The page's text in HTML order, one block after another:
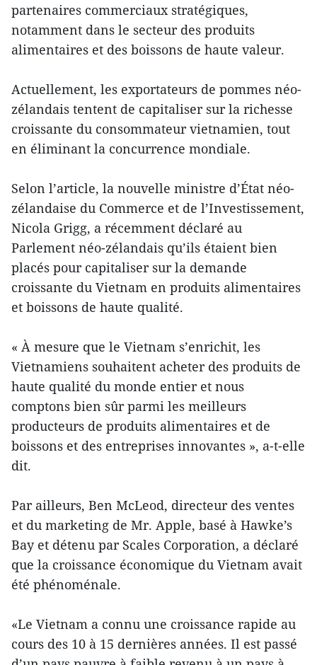
partenaires commerciaux stratégiques,
notamment dans le secteur des produits
alimentaires et des boissons de haute valeur.
Actuellement, les exportateurs de pommes néo-
zélandais tentent de capitaliser sur la richesse
croissante du consommateur vietnamien, tout
en éliminant la concurrence mondiale.
Selon l’article, la nouvelle ministre d’État néo-
zélandaise du Commerce et de l’Investissement,
Nicola Grigg, a récemment déclaré au
Parlement néo-zélandais qu’ils étaient bien
placés pour capitaliser sur la demande
croissante du Vietnam en produits alimentaires
et boissons de haute qualité.
« À mesure que le Vietnam s’enrichit, les
Vietnamiens souhaitent acheter des produits de
haute qualité du monde entier et nous
comptons bien sûr parmi les meilleurs
producteurs de produits alimentaires et de
boissons et des entreprises innovantes », a-t-elle
dit.
Par ailleurs, Ben McLeod, directeur des ventes
et du marketing de Mr. Apple, basé à Hawke’s
Bay et détenu par Scales Corporation, a déclaré
que la croissance économique du Vietnam avait
été phénoménale.
«Le Vietnam a connu une croissance rapide au
cours des 10 à 15 dernières années. Il est passé